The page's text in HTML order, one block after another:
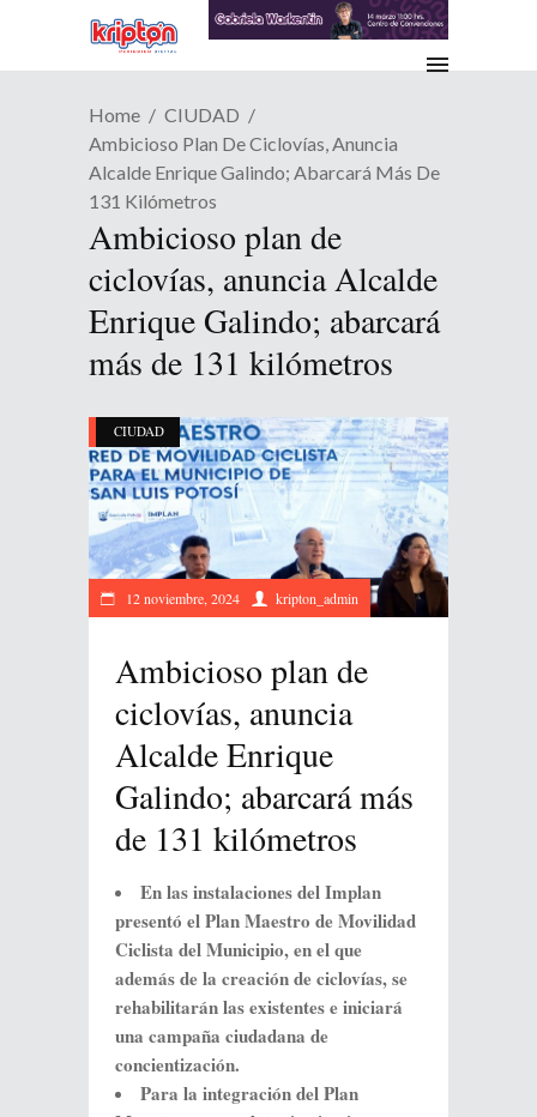
Home
CIUDAD
Ambicioso Plan De Ciclovías, Anuncia
Alcalde Enrique Galindo; Abarcará Más De
131 Kilómetros
Ambicioso plan de
ciclovías, anuncia Alcalde
Enrique Galindo; abarcará
más de 131 kilómetros
CIUDAD
12 noviembre, 2024 kripton_admin
Ambicioso plan de
ciclovías, anuncia
Alcalde Enrique
Galindo; abarcará más
de 131 kilómetros
En las instalaciones del Implan
presentó el Plan Maestro de Movilidad
Ciclista del Municipio, en el que
además de la creación de ciclovías, se
rehabilitarán las existentes e iniciará
una campaña ciudadana de
concientización.
Para la integración del Plan